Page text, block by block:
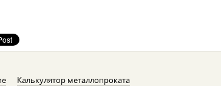
Калькулятор металлопроката